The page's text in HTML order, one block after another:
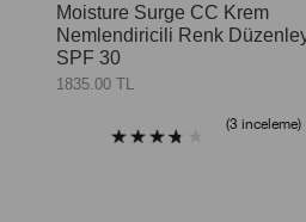
Moisture Surge CC Krem
Nemlendiricili Renk
SPF 30
1835.00 TL
3 inceleme